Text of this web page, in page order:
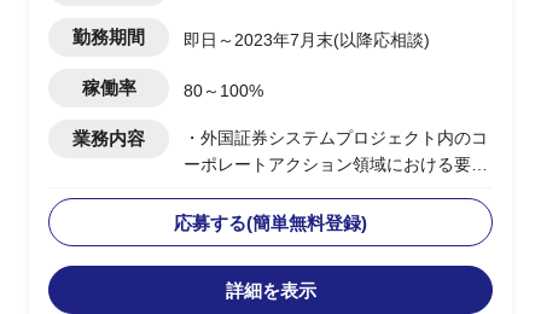
勤務期間 即日～2023年7月末(以降応相談)
稼働率 80～100%
業務内容
・外国証券システムプロジェクト内のコ
ーポレートアクション領域における要件
業務支援(PMO)
・グローバルITプロジェクト内のコーポ
レートアクション領域システムのリード
応募する(簡単無料登録)
詳細を表示